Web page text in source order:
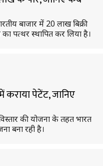
बाजार में 20 लाख बिक्री
पत्थर स्थापित कर लिया है।
कराया पेटेंट, जानिए
की योजना के तहत भारत
बना रही है।